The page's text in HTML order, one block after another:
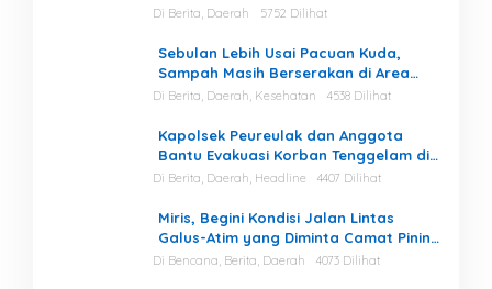
Di Berita, Daerah 5752 Dilihat
Sebulan Lebih Usai Pacuan Kuda,
Sampah Masih Berserakan di Area
Stadion
Di Berita, Daerah, Kesehatan 4538 Dilihat
Kapolsek Peureulak dan Anggota
Bantu Evakuasi Korban Tenggelam di
Perairan Kuala Bugak
Di Berita, Daerah, Headline 4407 Dilihat
Miris, Begini Kondisi Jalan Lintas
Galus-Atim yang Diminta Camat Pining
Dilakukan Perawatan
Di Bencana, Berita, Daerah 4073 Dilihat